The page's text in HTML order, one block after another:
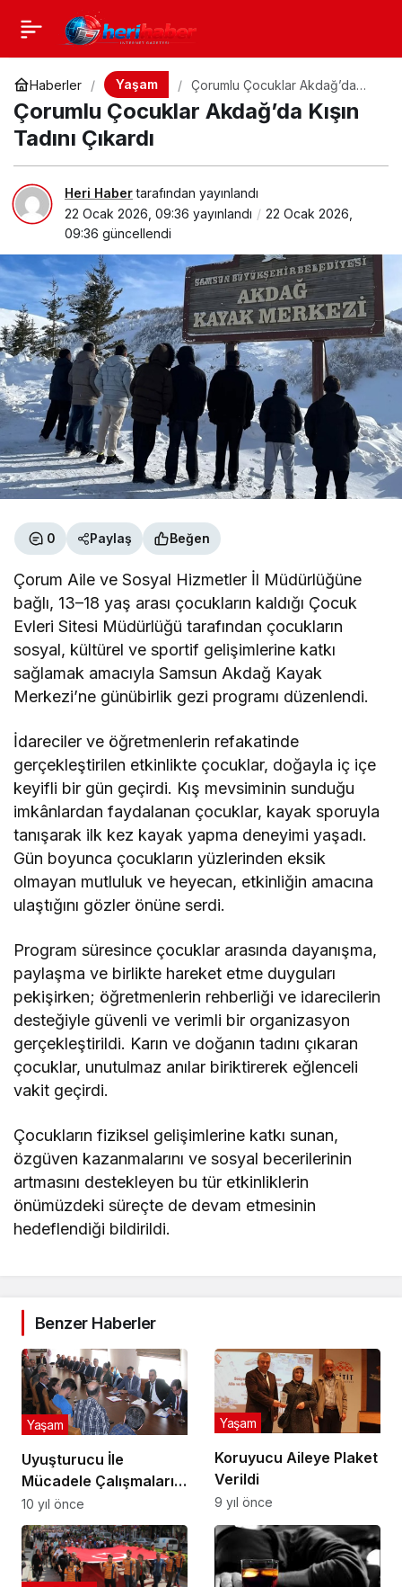
Haberler Yaşam
Çorumlu Çocuklar Akdağ’da
Kışın Tadını Çıkardı
Çorumlu Çocuklar Akdağ’da Kışın
Tadını Çıkardı
Heri Habertarafından yayınlandı
22 Ocak 2026, 09:36 yayınlandı
22 Ocak 2026,
09:36 güncellendi
0 Paylaş Beğen
Çorum Aile ve Sosyal Hizmetler İl Müdürlüğüne
bağlı, 13–18 yaş arası çocukların kaldığı Çocuk
Evleri Sitesi Müdürlüğü tarafından çocukların
sosyal, kültürel ve sportif gelişimlerine katkı
sağlamak amacıyla Samsun Akdağ Kayak
Merkezi’ne günübirlik gezi programı düzenlendi.
İdareciler ve öğretmenlerin refakatinde
gerçekleştirilen etkinlikte çocuklar, doğayla iç içe
keyifli bir gün geçirdi. Kış mevsiminin sunduğu
imkânlardan faydalanan çocuklar, kayak sporuyla
tanışarak ilk kez kayak yapma deneyimi yaşadı.
Gün boyunca çocukların yüzlerinden eksik
olmayan mutluluk ve heyecan, etkinliğin amacına
ulaştığını gözler önüne serdi.
Program süresince çocuklar arasında dayanışma,
paylaşma ve birlikte hareket etme duyguları
pekişirken; öğretmenlerin rehberliği ve idarecilerin
desteğiyle güvenli ve verimli bir organizasyon
gerçekleştirildi. Karın ve doğanın tadını çıkaran
çocuklar, unutulmaz anılar biriktirerek eğlenceli
vakit geçirdi.
Çocukların fiziksel gelişimlerine katkı sunan,
özgüven kazanmalarını ve sosyal becerilerinin
artmasını destekleyen bu tür etkinliklerin
önümüzdeki süreçte de devam etmesinin
hedeflendiği bildirildi.
Benzer Haberler
Uyuşturucu İle
Mücadele Çalışmaları
İstişare Edildi
Yaşam
10 yıl önce
Koruyucu Aileye Plaket
Verildi
Yaşam
9 yıl önce